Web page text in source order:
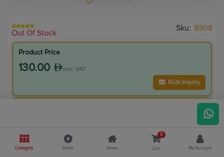
Out Of Stock
Sku: 8908
Product Price
130.00 incl. VAT
Bulk Inquiry
130.00 Save13.00
Category Reels Home
0
Cart My Account